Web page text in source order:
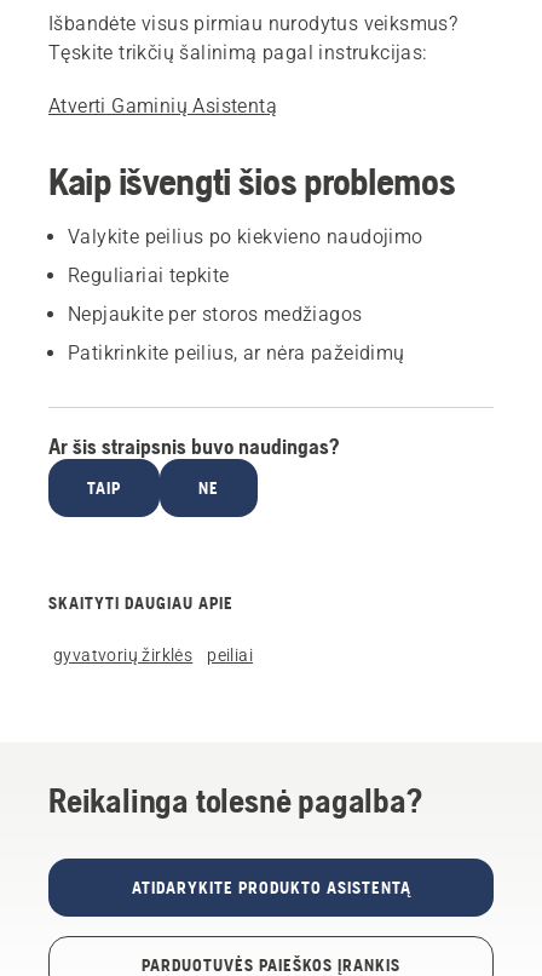
Išbandėte visus pirmiau nurodytus veiksmus?
Tęskite trikčių šalinimą pagal instrukcijas:
Atverti Gaminių Asistentą
Kaip išvengti šios problemos
Valykite peilius po kiekvieno naudojimo
Reguliariai tepkite
Nepjaukite per storos medžiagos
Patikrinkite peilius, ar nėra pažeidimų
Ar šis straipsnis buvo naudingas?
TAIP NE
SKAITYTI DAUGIAU APIE
gyvatvorių žirklės peiliai
Reikalinga tolesnė pagalba?
ATIDARYKITE PRODUKTO ASISTENTĄ
PARDUOTUVĖS PAIEŠKOS ĮRANKIS